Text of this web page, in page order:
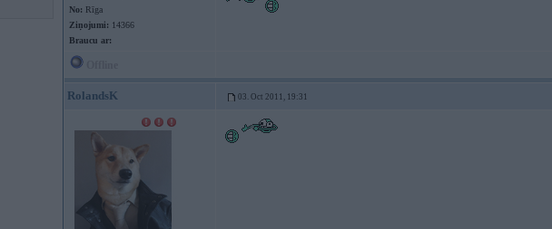
No: Rīga
Ziņojumi: 14366
Braucu ar:
RolandsK 03. Oct 2011, 19:31